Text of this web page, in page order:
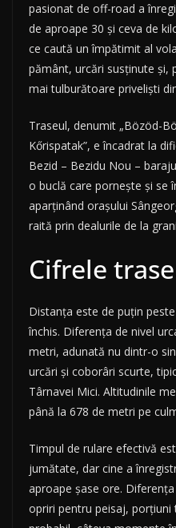
pasionat de off-road a
de aproape 30 și ceva de
ce caută un împătimit al
pământ, urcări susținute și,
mai tulburătoare priveliști
Traseul, denumit „Bözöd-
Kőrispatak”, e încadrat la
Bezid – Bezidu Nou –
o buclă care pornește și se
aparținând orașului
raită prin dealurile de la
Cifrele
Distanța este de puțin
închis. Diferența de nivel
metri, adunată nu dintr-o
urcări și coborâri scurte,
Târnavei Mici. Altitudinile
până la 678 de metri pe
Timpul de rulare efectivă
jumătate, dar cine a
aproape șase ore.
opriri pentru peisaj, porțiuni